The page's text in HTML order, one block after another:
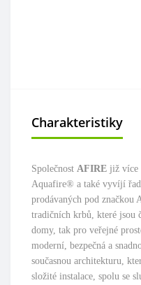
Charakteristiky
Společnost AFIRE již více
Aquafire® a také vyvíjí
prodávaných pod značkou
tradičních krbů, které jsou
domy, tak pro veřejné
moderní, bezpečná a
současnou architekturu,
složité instalace, spolu se